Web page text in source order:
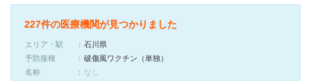
227件の医療機関が見つかりました
エリア・駅
石川県
予防接種
破傷風ワクチン（単独）
名称
なし